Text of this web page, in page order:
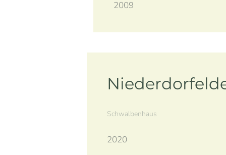
2009
Schwalbenhaus
2020